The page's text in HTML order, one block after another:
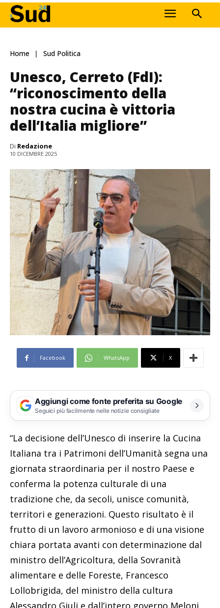
Home Sud Politica
Unesco, Cerreto (FdI):
“riconoscimento della
nostra cucina è vittoria
dell’Italia migliore”
Di Redazione
10 DICEMBRE 2025
Facebook WhatsApp X
Aggiungi come fonte preferita su Google
Seguici più facilmente nelle notizie consigliate
“La decisione dell’Unesco di inserire la Cucina
Italiana tra i Patrimoni dell’Umanità segna una
giornata straordinaria per il nostro Paese e
conferma la potenza culturale di una
tradizione che, da secoli, unisce comunità,
territori e generazioni. Questo risultato è il
frutto di un lavoro armonioso e di una visione
chiara portata avanti con determinazione dal
ministro dell’Agricoltura, della Sovranità
alimentare e delle Foreste, Francesco
Lollobrigida, del ministro della cultura
Alessandro Giuli e dall’intero governo Meloni